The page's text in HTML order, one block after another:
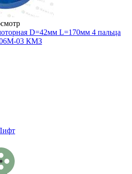
D=42мм L=170мм 4 пальца
03 КМЗ